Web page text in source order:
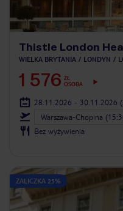
Thistle London
WIELKA BRYTANIA LONDYN
1 576 ZŁ
OSOBA
28.11.2026 - 30.11.2026
Warszawa-Chopina
Bez wyżywienia
ZALICZKA 25%